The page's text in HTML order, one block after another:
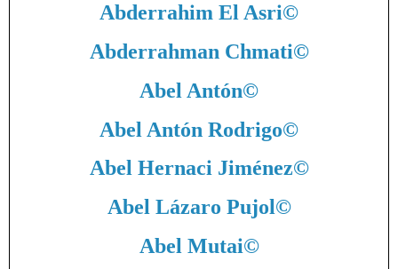
Abderrahim El Asri©
Abderrahman Chmati©
Abel Antón©
Abel Antón Rodrigo©
Abel Hernaci Jiménez©
Abel Lázaro Pujol ©
Abel Mutai©